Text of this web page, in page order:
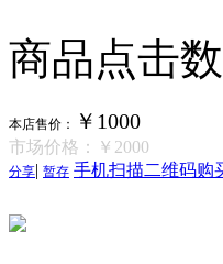
商品点击
本店售价： ￥1000
市场价格： ￥2000
分享| 暂存 手机扫描二维码购